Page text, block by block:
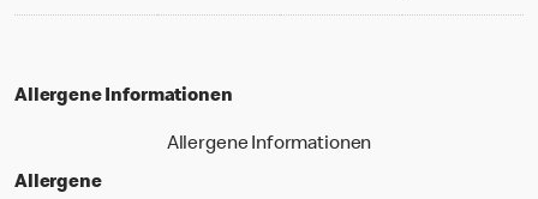
Allergene Informationen
Allergene Informationen
Allergene